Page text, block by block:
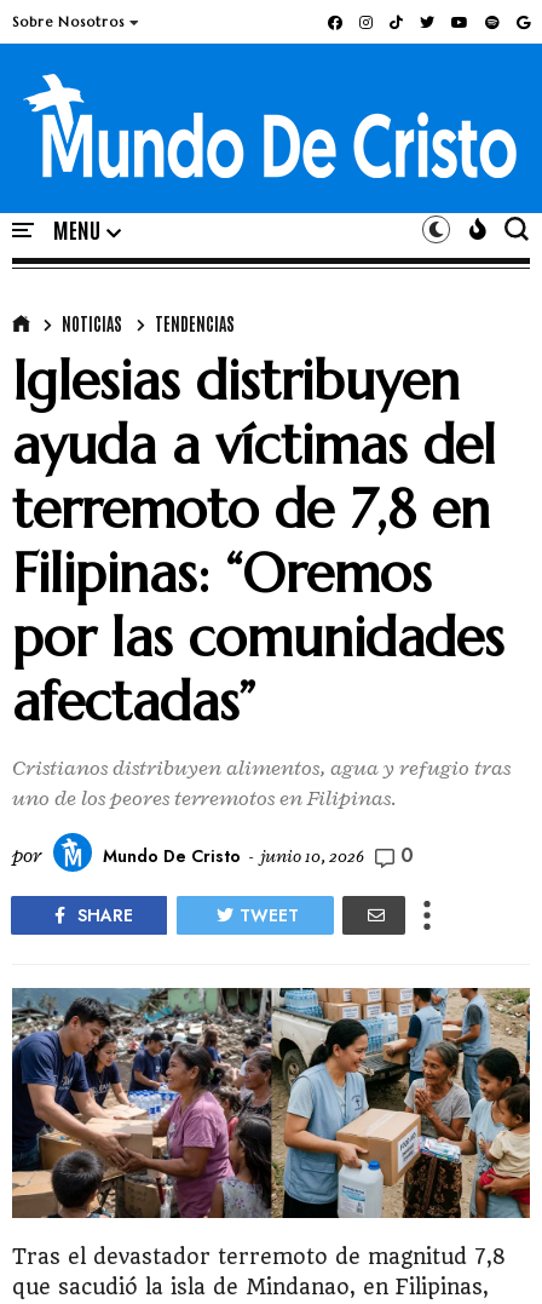
Sobre Nosotros
NOTICIAS TENDENCIAS
Iglesias distribuyen
ayuda a víctimas del
terremoto de 7,8 en
Filipinas: “Oremos
por las comunidades
afectadas”
Cristianos distribuyen alimentos, agua y refugio tras
uno de los peores terremotos en Filipinas.
por Mundo De Cristo - junio 10, 2026 0
SHARE TWEET
Tras el devastador terremoto de magnitud 7,8
que sacudió la isla de Mindanao, en Filipinas,